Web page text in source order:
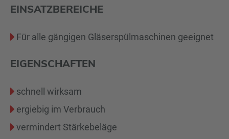
EINSATZBEREICHE
Für alle gängigen Gläserspülmaschinen geeignet
EIGENSCHAFTEN
schnell wirksam
ergiebig im Verbrauch
vermindert Stärkebeläge